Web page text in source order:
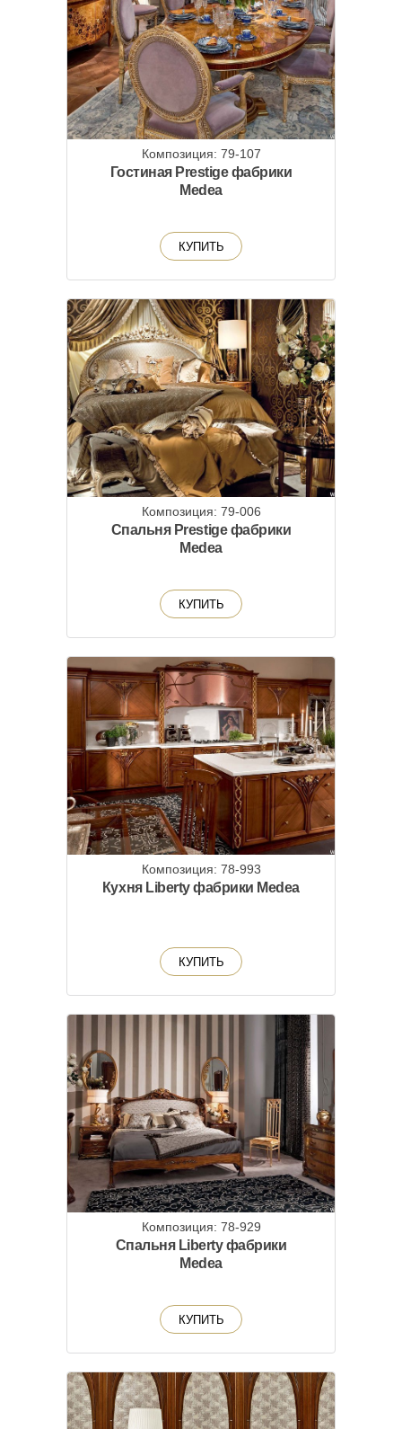
Композиция: 79-107
Гостиная Prestige фабрики
Medea
КУПИТЬ
Композиция: 79-006
Спальня Prestige фабрики
Medea
КУПИТЬ
Композиция: 78-993
Кухня Liberty фабрики Medea
КУПИТЬ
Композиция: 78-929
Спальня Liberty фабрики
Medea
КУПИТЬ